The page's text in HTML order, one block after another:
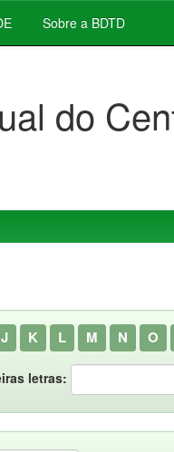
Sobre a BDTD
do
J K L M N O
letras: